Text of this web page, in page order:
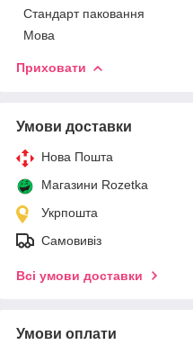
Стандарт паковання
Мова
Приховати
Умови доставки
Нова Пошта
Магазини Rozetka
Укрпошта
Самовивіз
Всі умови доставки
Умови оплати